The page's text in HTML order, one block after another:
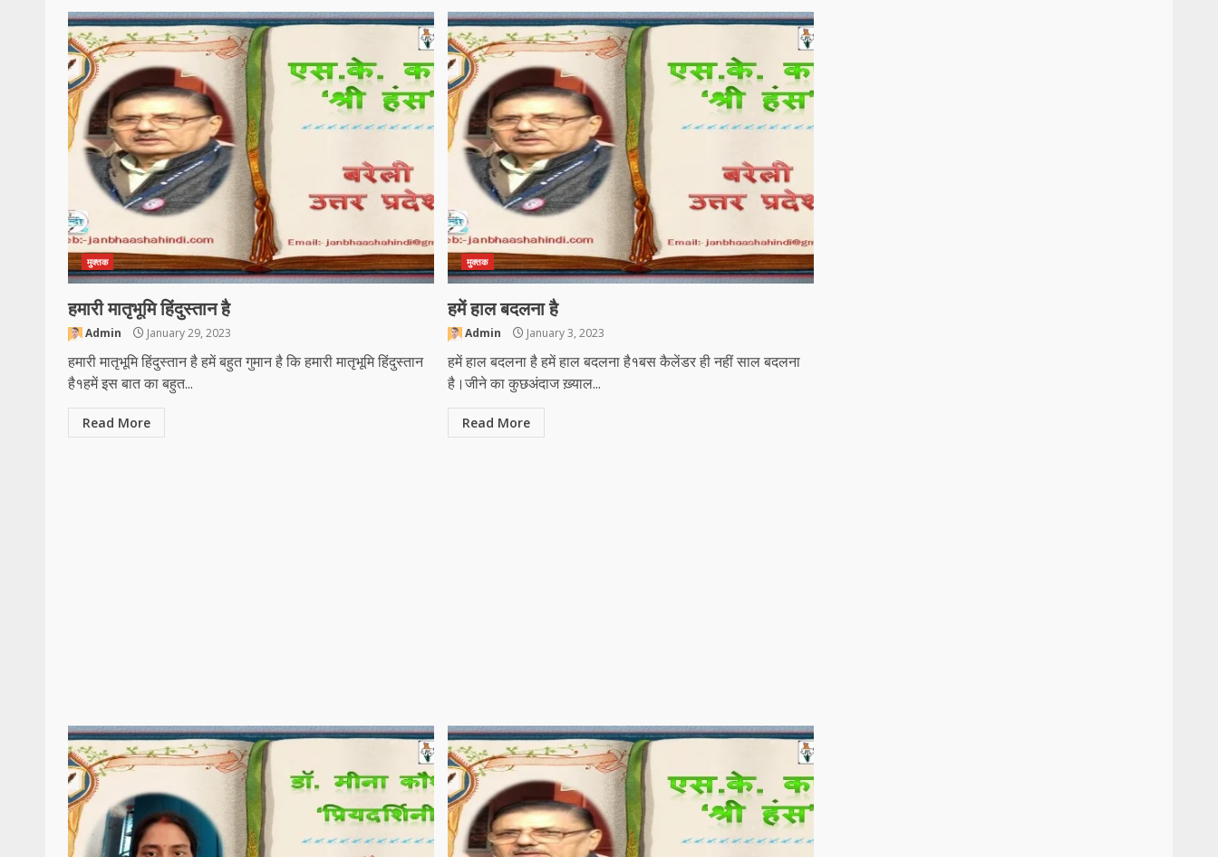
मुक्तक
हमारी मातृभूमि हिंदुस्तान है
Admin January 29, 2023
हमारी मातृभूमि हिंदुस्तान है हमें बहुत गुमान है कि हमारी मातृभूमि हिंदुस्तान
है१हमें इस बात का बहुत...
Read More
मुक्तक
हमें हाल बदलना है
Admin January 3, 2023
हमें हाल बदलना है हमें हाल बदलना है१बस कैलेंडर ही नहीं साल बदलना
है।जीने का कुछअंदाज ख़्याल...
Read More